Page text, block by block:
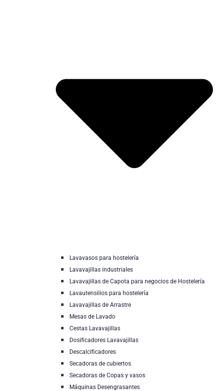
Lavavasos para hostelería
Lavavajillas industriales
Lavavajillas de Capota para negocios de Hostelería
Lavautensilios para hostelería
Lavavajillas de Arrastre
Mesas de Lavado
Cestas Lavavajillas
Dosificadores Lavavajillas
Descalcificadores
Secadoras de cubiertos
Secadoras de Copas y vasos
Máquinas Desengrasantes